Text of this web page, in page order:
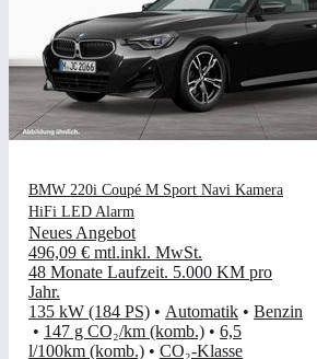
BMW 220i Coupé M Sport Navi Kamera
HiFi LED Alarm
Neues Angebot
496,09 € mtl.inkl. MwSt.
48 Monate Laufzeit. 5.000 KM pro
Jahr.
135 kW (184 PS) • Automatik • Benzin
• 147 g CO₂/km (komb.) • 6,5
l/100km (komb.) • CO₂-Klasse